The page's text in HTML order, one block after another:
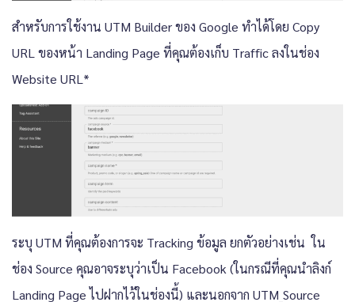
สำหรับการใช้งาน UTM Builder ของ Google ทำได้โดย Copy
URL ของหน้า Landing Page ที่คุณต้องเก็บ Traffic ลงในช่อง
Website URL*
ระบุ UTM ที่คุณต้องการจะ Tracking ข้อมูล ยกตัวอย่างเช่น ใน
ช่อง Source คุณอาจระบุว่าเป็น Facebook (ในกรณีที่คุณนำลิงก์
Landing Page ไปฝากไว้ในช่องนี้) และนอกจาก UTM_Source